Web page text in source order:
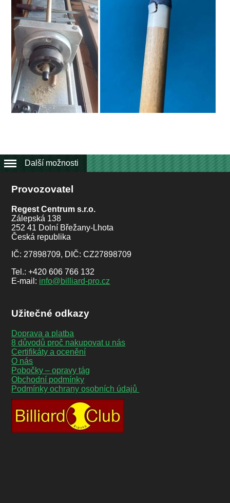
Další možnosti
Provozovatel
Regest Centrum s.r.o.
Zálepská 138
252 41 Dolní Břežany-Lhota
Česká republika
IČ: 27898709, DIČ: CZ27898709
Tel.: +420 606 766 132
E-mail: info@billiard-pro.cz
Užitečné odkazy
Doprava a platba
8 důvodů proč nakupovat u nás
Certifikáty a ocenění
O nás
Pobočky – opravy tág
Obchodní podmínky
Podmínky ochrany osobních údajů